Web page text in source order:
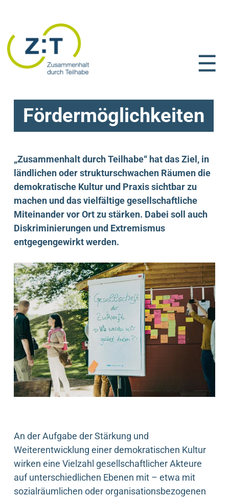
☰
Fördermöglichkeiten
„Zusammenhalt durch Teilhabe“ hat das Ziel, in
ländlichen oder strukturschwachen Räumen die
demokratische Kultur und Praxis sichtbar zu
machen und das vielfältige gesellschaftliche
Miteinander vor Ort zu stärken. Dabei soll auch
Diskriminierungen und Extremismus
entgegengewirkt werden.
An der Aufgabe der Stärkung und
Weiterentwicklung einer demokratischen Kultur
wirken eine Vielzahl gesellschaftlicher Akteure
auf unterschiedlichen Ebenen mit – etwa mit
sozialräumlichen oder organisationsbezogenen